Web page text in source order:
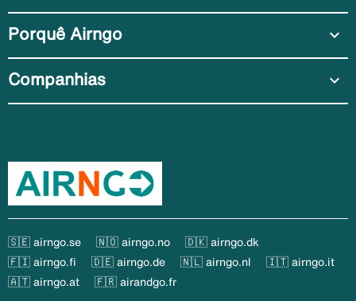
Porquê Airngo expand_more
Companhias expand_more
🇸🇪 airngo.se 🇳🇴 airngo.no
🇩🇰 airngo.dk
🇫🇮 airngo.fi
🇩🇪 airngo.de 🇳🇱 airngo.nl
🇮🇹 airngo.it
🇦🇹 airngo.at
🇫🇷 airandgo.fr